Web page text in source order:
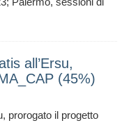
all’Ersu,
(45%)
prorogato il progetto